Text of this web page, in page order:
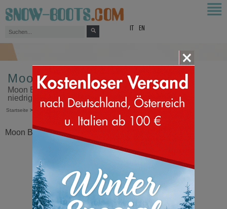
EN
Moon Boot Icon Low Glance
Moon Boot Icon Low Glance, das Original in einer
niedrigen Version und aus glänzendem Material
Startseite >
Moon Boot® Icon Low Glance Schwarz